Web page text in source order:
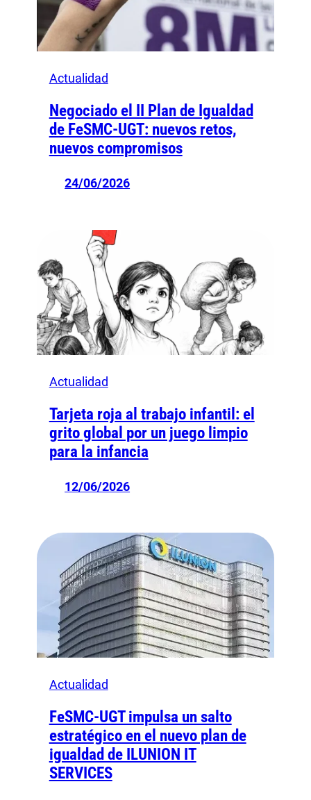
Actualidad
Negociado el II Plan de Igualdad
de FeSMC-UGT: nuevos retos,
nuevos compromisos
24/06/2026
Actualidad
Tarjeta roja al trabajo infantil: el
grito global por un juego limpio
para la infancia
12/06/2026
Actualidad
FeSMC-UGT impulsa un salto
estratégico en el nuevo plan de
igualdad de ILUNION IT
SERVICES